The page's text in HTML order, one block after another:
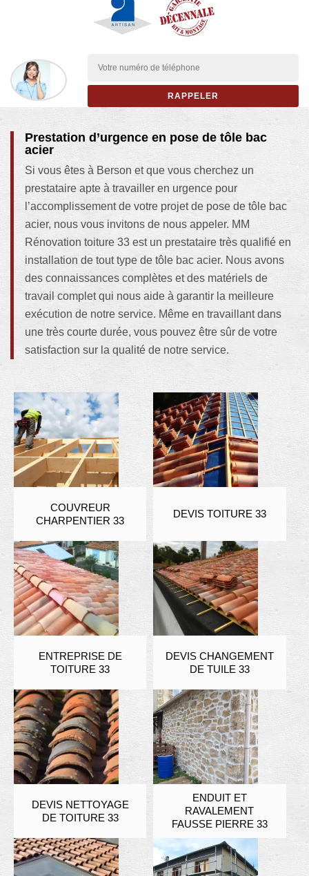
Prestation d’urgence en pose de tôle bac
acier
Si vous êtes à Berson et que vous cherchez un
prestataire apte à travailler en urgence pour
l’accomplissement de votre projet de pose de tôle bac
acier, nous vous invitons de nous appeler. MM
Rénovation toiture 33 est un prestataire très qualifié en
installation de tout type de tôle bac acier. Nous avons
des connaissances complètes et des matériels de
travail complet qui nous aide à garantir la meilleure
exécution de notre service. Même en travaillant dans
une très courte durée, vous pouvez être sûr de votre
satisfaction sur la qualité de notre service.
COUVREUR
CHARPENTIER 33
DEVIS TOITURE 33
ENTREPRISE DE
TOITURE 33
DEVIS CHANGEMENT
DE TUILE 33
DEVIS NETTOYAGE
DE TOITURE 33
ENDUIT ET
RAVALEMENT
FAUSSE PIERRE 33